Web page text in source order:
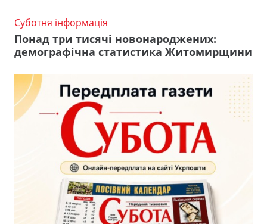
Суботня інформація
Понад три тисячі новонароджених:
демографічна статистика Житомирщини